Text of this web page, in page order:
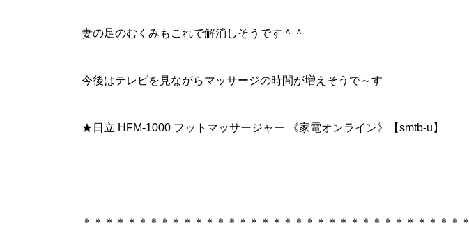
妻の足のむくみもこれで解消しそうです＾＾
今後はテレビを見ながらマッサージの時間が増えそうで～す
★日立 HFM-1000 フットマッサージャー 《家電オンライン》【smtb-u】
＊＊＊＊＊＊＊＊＊＊＊＊＊＊＊＊＊＊＊＊＊＊＊＊＊＊＊＊＊＊＊＊＊＊＊